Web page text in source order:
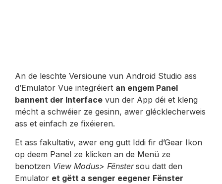
An de leschte Versioune vun Android Studio ass
d’Emulator Vue integréiert an engem Panel
bannent der Interface vun der App déi et kleng
mécht a schwéier ze gesinn, awer glécklecherweis
ass et einfach ze fixéieren.
Et ass fakultativ, awer eng gutt Iddi fir d’Gear Ikon
op deem Panel ze klicken an de Menü ze
benotzen View Modus> Fënster sou datt den
Emulator et gëtt a senger eegener Fënster